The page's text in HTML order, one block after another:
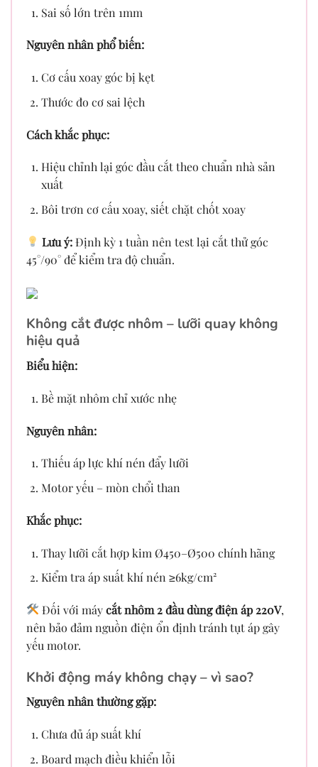
Sai số lớn trên 1mm
Nguyên nhân phổ biến:
Cơ cấu xoay góc bị kẹt
Thước đo cơ sai lệch
Cách khắc phục:
Hiệu chỉnh lại góc đầu cắt theo chuẩn nhà sản
xuất
Bôi trơn cơ cấu xoay, siết chặt chốt xoay
Lưu ý:Định kỳ 1 tuần nên test lại cắt thử góc
45°/90° để kiểm tra độ chuẩn.
Không cắt được nhôm – lưỡi quay không
hiệu quả
Biểu hiện:
Bề mặt nhôm chỉ xước nhẹ
Nguyên nhân:
Thiếu áp lực khí nén đẩy lưỡi
Motor yếu – mòn chổi than
Khắc phục:
Thay lưỡi cắt hợp kim Ø450–Ø500 chính hãng
Kiểm tra áp suất khí nén ≥6kg/cm²
Đối với máycắt nhôm 2 đầu dùng điện áp 220V,
nên bảo đảm nguồn điện ổn định tránh tụt áp gây
yếu motor.
Khởi động máy không chạy – vì sao?
Nguyên nhân thường gặp:
Chưa đủ áp suất khí
Board mạch điều khiển lỗi